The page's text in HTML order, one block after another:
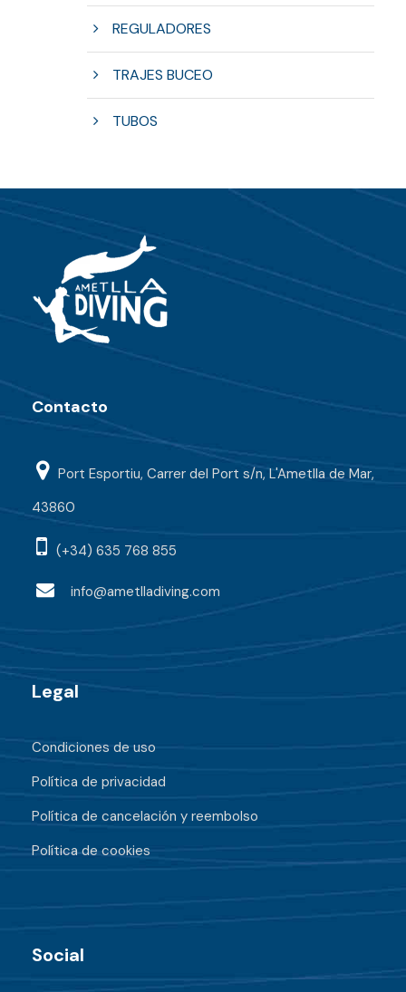
REGULADORES
TRAJES BUCEO
TUBOS
Contacto
Port Esportiu, Carrer del Port s/n, L'Ametlla de Mar,
43860
(+34) 635 768 855
info@ametlladiving.com
Legal
Condiciones de uso
Política de privacidad
Política de cancelación y reembolso
Política de cookies
Social